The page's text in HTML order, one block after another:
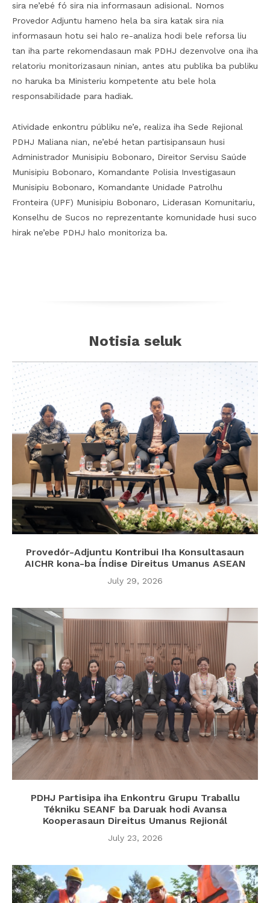
sira ne’ebé fó sira nia informasaun adisional. Nomos
Provedor Adjuntu hameno hela ba sira katak sira nia
informasaun hotu sei halo re-analiza hodi bele reforsa liu
tan iha parte rekomendasaun mak PDHJ dezenvolve ona iha
relatoriu monitorizasaun ninian, antes atu publika ba publiku
no haruka ba Ministeriu kompetente atu bele hola
responsabilidade para hadiak.
Atividade enkontru públiku ne’e, realiza iha Sede Rejional
PDHJ Maliana nian, ne’ebé hetan partisipansaun husi
Administrador Munisipiu Bobonaro, Direitor Servisu Saúde
Munisipiu Bobonaro, Komandante Polisia Investigasaun
Munisipiu Bobonaro, Komandante Unidade Patrolhu
Fronteira (UPF) Munisipiu Bobonaro, Liderasan Komunitariu,
Konselhu de Sucos no reprezentante komunidade husi suco
hirak ne’ebe PDHJ halo monitoriza ba.
Notisia seluk
Provedór-Adjuntu Kontribui Iha Konsultasaun
AICHR kona-ba Índise Direitus Umanus ASEAN
July 29, 2026
PDHJ Partisipa iha Enkontru Grupu Traballu
Tékniku SEANF ba Daruak hodi Avansa
Kooperasaun Direitus Umanus Rejionál
July 23, 2026